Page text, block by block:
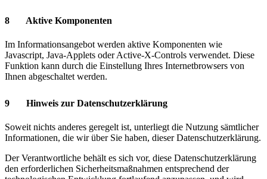
8 Aktive Komponenten
Im Informationsangebot werden aktive Komponenten wie
Javascript, Java-Applets oder Active-X-Controls verwendet. Diese
Funktion kann durch die Einstellung Ihres Internetbrowsers von
Ihnen abgeschaltet werden.
9 Hinweis zur Datenschutzerklärung
Soweit nichts anderes geregelt ist, unterliegt die Nutzung sämtlicher
Informationen, die wir über Sie haben, dieser Datenschutzerklärung.
Der Verantwortliche behält es sich vor, diese Datenschutzerklärung
den erforderlichen Sicherheitsmaßnahmen entsprechend der